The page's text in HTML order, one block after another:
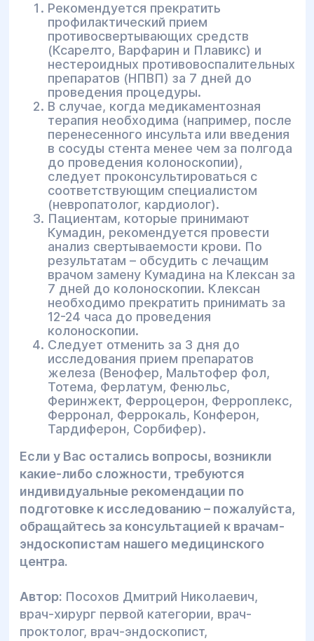
Рекомендуется прекратить
профилактический прием
противосвертывающих средств
(Ксарелто, Варфарин и Плавикс) и
нестероидных противовоспалительных
препаратов (НПВП) за 7 дней до
проведения процедуры.
В случае, когда медикаментозная
терапия необходима (например, после
перенесенного инсульта или введения
в сосуды стента менее чем за полгода
до проведения колоноскопии),
следует проконсультироваться с
соответствующим специалистом
(невропатолог, кардиолог).
Пациентам, которые принимают
Кумадин, рекомендуется провести
анализ свертываемости крови. По
результатам – обсудить с лечащим
врачом замену Кумадина на Клексан за
7 дней до колоноскопии. Клексан
необходимо прекратить принимать за
12-24 часа до проведения
колоноскопии.
Следует отменить за 3 дня до
исследования прием препаратов
железа (Венофер, Мальтофер фол,
Тотема, Ферлатум, Фенюльс,
Феринжект, Ферроцерон, Ферроплекс,
Ферронал, Феррокаль, Конферон,
Тардиферон, Cорбифер).
Если у Вас остались вопросы, возникли
какие-либо сложности, требуются
индивидуальные рекомендации по
подготовке к исследованию – пожалуйста,
обращайтесь за консультацией к врачам-
эндоскопистам нашего медицинского
центра.
Автор: Посохов Дмитрий Николаевич,
врач-хирург первой категории, врач-
проктолог, врач-эндоскопист,